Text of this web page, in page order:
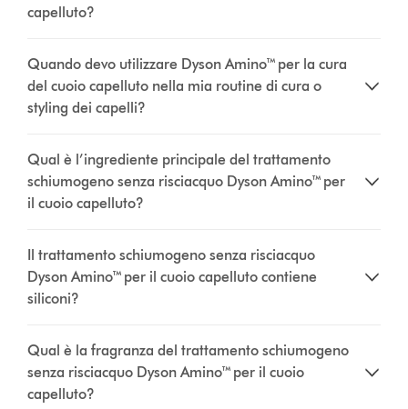
capelluto?
Quando devo utilizzare Dyson Amino™ per la cura
del cuoio capelluto nella mia routine di cura o
styling dei capelli?
Qual è l’ingrediente principale del trattamento
schiumogeno senza risciacquo Dyson Amino™ per
il cuoio capelluto?
Il trattamento schiumogeno senza risciacquo
Dyson Amino™ per il cuoio capelluto contiene
siliconi?
Qual è la fragranza del trattamento schiumogeno
senza risciacquo Dyson Amino™ per il cuoio
capelluto?